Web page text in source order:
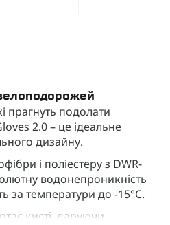
прагнуть подолати
2.0 – це ідеальне
дизайну.
і поліестеру з DWR-
водонепроникність
за температури до -15°C.
кисті, даруючи